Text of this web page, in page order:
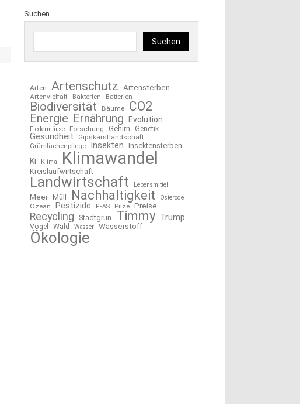
Suchen
Suchen
Arten Artenschutz Artensterben
Artenvielfalt Bakterien Batterien
Biodiversität Bäume CO2
Energie Ernährung Evolution
Fledermäuse Forschung Gehirn Genetik
Gesundheit Gipskarstlandschaft
Grünflächenpflege Insekten Insektensterben
Ki Klima Klimawandel
Kreislaufwirtschaft
Landwirtschaft Lebensmittel
Meer Müll Nachhaltigkeit Osterode
Ozean Pestizide PFAS Pilze Preise
Recycling Stadtgrün Timmy Trump
Vögel Wald Wasser Wasserstoff
Ökologie